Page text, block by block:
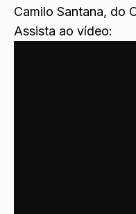
Camilo Santana, do
Assista ao vídeo: